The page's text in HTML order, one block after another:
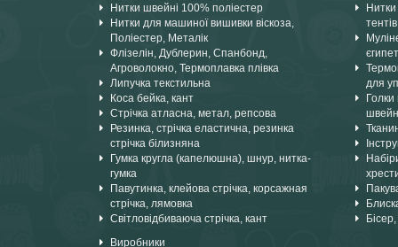
Нитки швейні 100% поліестер
Нитки для машиної вишивки віскоза,
Поліестер, Металік
Флізелін, Дублерин, Спанбонд,
Агроволокно, Термоплавка плівка
Липучка текстильна
Коса бейка, кант
Стрічка атласна, метал, репсова
Резинка, стрічка еластична, резинка
стрічка білизняна
Гумка кругла (капелюшна), шнур, нитка-
гумка
Павутинка, клейова стрічка, корсажная
стрічка, лямовка
Світловідбиваюча стрічка, кант
Нитки
для
Виробники